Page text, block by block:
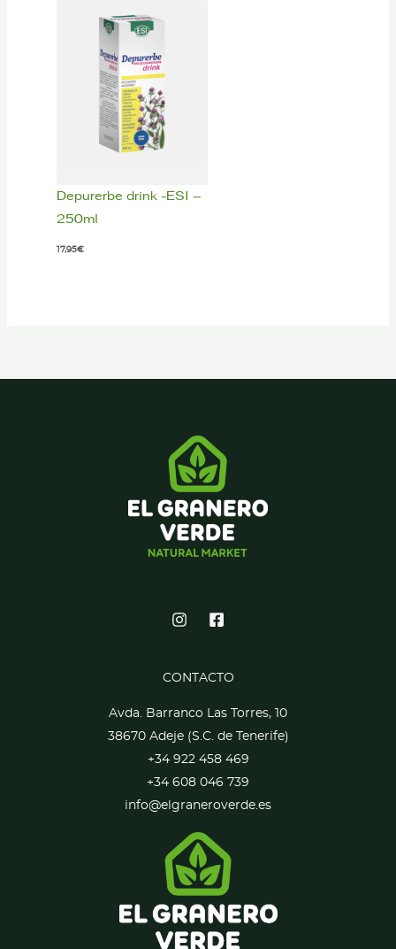
Depurerbe drink -ESI –
250ml
17,95€
CONTACTO
Avda. Barranco Las Torres, 10
38670 Adeje (S.C. de Tenerife)
+34 922 458 469
+34 608 046 739
info@elgraneroverde.es